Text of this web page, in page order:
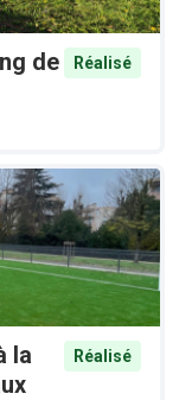
de
Réalisé
la
Réalisé